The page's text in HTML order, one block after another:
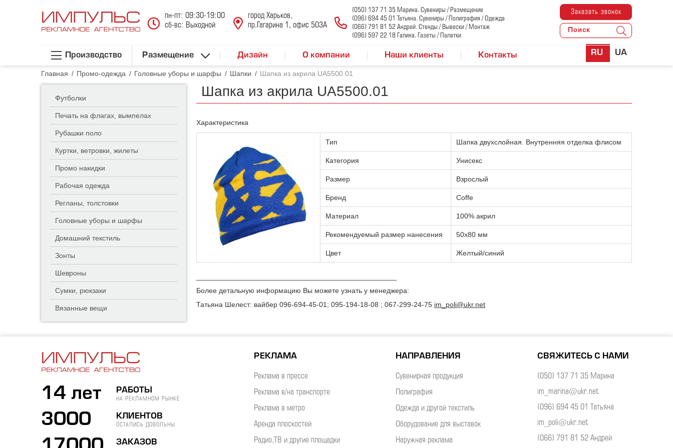
RU UA
Заказать звонок
(050) 137 71 35 Марина. Сувениры / Размещение
(096) 694 45 01 Татьяна. Сувениры / Полиграфия / Одежда
(066) 791 81 52 Андрей. Стенды / Вывески / Монтаж
(096) 597 22 18 Галина. Газеты / Палатки
город Харьков,
пр.Гагарина 1, офис 503А
пн-пт: 09:30-19:00
сб-вс: Выходной
Производство Размещение Дизайн О компании Наши клиенты Контакты
Главная / Промо-одежда / Головные уборы и шарфы / Шапки / Шапка из акрила UA5500.01
Футболки
Печать на флагах, вымпелах
Рубашки поло
Куртки, ветровки, жилеты
Промо накидки
Рабочая одежда
Регланы, толстовки
Головные уборы и шарфы
Домашний текстиль
Зонты
Шевроны
Сумки, рюкзаки
Вязанные вещи
Шапка из акрила UA5500.01
Характеристика
Тип Шапка двухслойная. Внутренняя отделка флисом
Категория Унисекс
Размер Взрослый
Бренд Coffe
Материал 100% акрил
Рекомендуемый размер нанесения 50х80 мм
Цвет Желтый/синий
Более детальную информацию Вы можете узнать у менеджера:
Татьяна Шелест: вайбер 096-694-45-01; 095-194-18-08 ; 067-299-24-75 im_poli@ukr.net
14 лет РАБОТЫ
НА РЕКЛАМНОМ РЫНКЕ
3000 КЛИЕНТОВ
ОСТАЛИСЬ ДОВОЛЬНЫ
ЗАКАЗОВ
РЕКЛАМА
Реклама в прессе
Реклама в/на транспорте
Реклама в метро
Аренда плоскостей
Радио,ТВ и другие площадки
НАПРАВЛЕНИЯ
Сувенирная продукция
Полиграфия
Одежда и другой текстиль
Оборудование для выставок
Наружная реклама
СВЯЖИТЕСЬ С НАМИ
(050) 137 71 35 Марина
im_marina@ukr.net
(096) 694 45 01 Татьяна
im_poli@ukr.net
(066) 791 81 52 Андрей